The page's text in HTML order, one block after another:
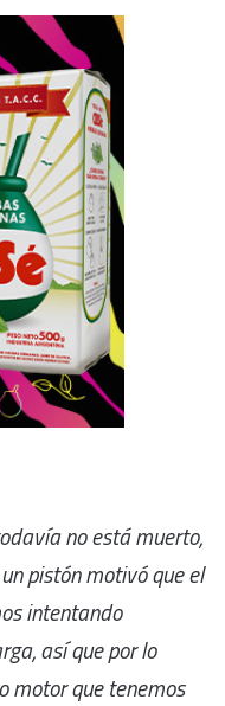
no está muerto,
pistón motivó que el
intentando
así que por lo
motor que tenemos